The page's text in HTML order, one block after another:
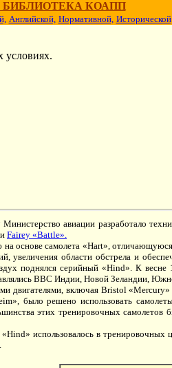
БИБЛИОТЕКА КОАПП
Английской, Нормативной,
условиях.
авиации разработало
и Fairey «Battle».
основе самолета «Hart»,
увеличения области обстрела и
поднялся серийный «Hind». К
ВВС Индии, Новой Зеландии,
двигателями, включая Bristol
было решено использовать
этих тренировочных
использовалось в тренировочных